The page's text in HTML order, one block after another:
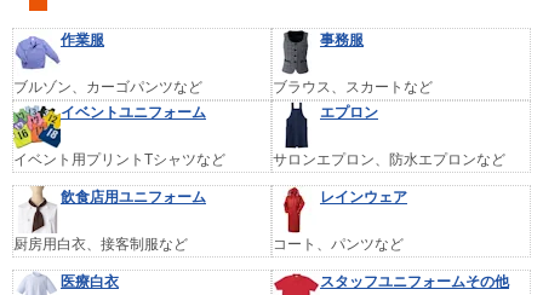
作業服
ブルゾン、カーゴパンツなど
事務服
ブラウス、スカートなど
イベントユニフォーム
イベント用プリントTシャツなど
エプロン
サロンエプロン、防水エプロンなど
飲食店用ユニフォーム
厨房用白衣、接客制服など
レインウェア
コート、パンツなど
医療白衣 スタッフユニフォームその他